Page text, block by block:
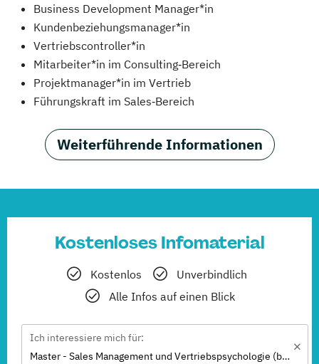
Business Development Manager*in
Kundenbeziehungsmanager*in
Vertriebscontroller*in
Mitarbeiter*in im Consulting‑Bereich
Projektmanager*in im Vertrieb
Führungskraft im Sales‑Bereich
Weiterführende Informationen
Kostenloses Infomaterial
Kostenlos
Unverbindlich
Alle Infos auf einen Blick
Ich interessiere mich für:
Master - Sales Management und Vertriebspsychologie (berufsbegleitend)